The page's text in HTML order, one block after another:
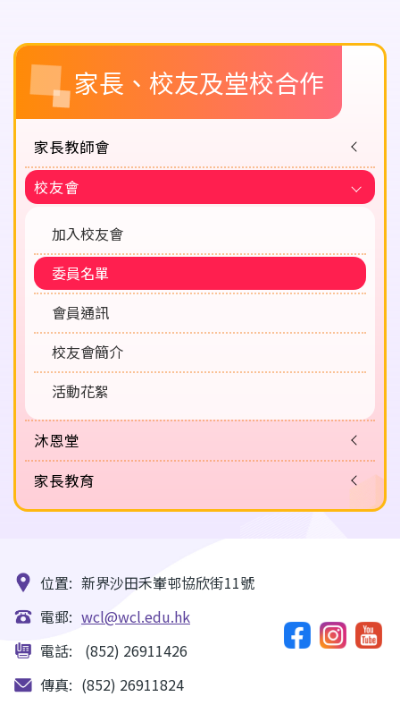
Main
navigation
家長、校友及堂校合作
家長教師會
校友會
加入校友會
委員名單
會員通訊
校友會簡介
活動花絮
沐恩堂
家長教育
位置: 新界沙田禾輋邨協欣街11號
電郵: wcl@wcl.edu.hk
電話:
(852) 26911426
傳真: (852) 26911824